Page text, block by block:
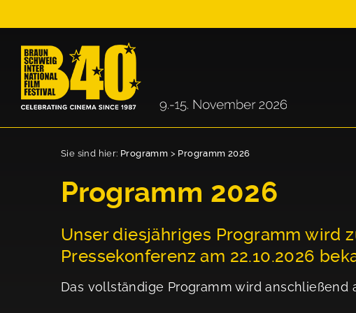
Sie sind hier: Programm > Programm 2026
Programm 2026
Unser diesjähriges Programm wird
Pressekonferenz am 22.10.2026
Das vollständige Programm wird anschließend